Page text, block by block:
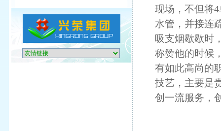
现场，不但将
水管，并接连
吸支烟歇歇时
称赞他的时候
有如此高尚的
技艺，主要是
创一流服务，